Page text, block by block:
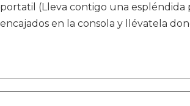
portatil (Lleva contigo una espléndida
encajados en la consola y llévatela